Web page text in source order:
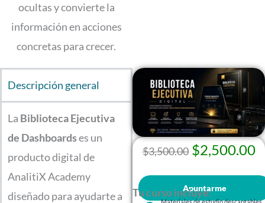
ocultas y convierte la
información en acciones
concretas para crecer.
Descripción general
La Biblioteca Ejecutiva
de Dashboardses un
producto digital de
AnalitiX Academy
diseñado para ayudarte a
$3,500.00$2,500.00
Tu curso incluye: